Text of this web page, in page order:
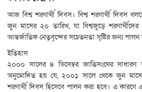
আজ বিশ্ব শরণার্থী দিবস। বিশ্ব শরণার্থী দিবস
জুন মাসের ২০ তারিখ, যা বিশ্বজুড়ে শরণার্থীদের
আন্তর্জাতিক নেতৃবৃন্দের সচেতনতা সৃষ্টির জন্য পালন
ইতিহাস
২০০০ সালের ৪ ডিসেম্বর জাতিসংঘের
অনুমোদিত হয় যে, ২০০১ সালে থেকে জুন
শরণার্থী দিবস হিসেবে পালন করা হবে। এ কারণে